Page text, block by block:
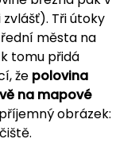
Tři útoky
města na
tomu přidá
že polovina
na mapové
obrázek: